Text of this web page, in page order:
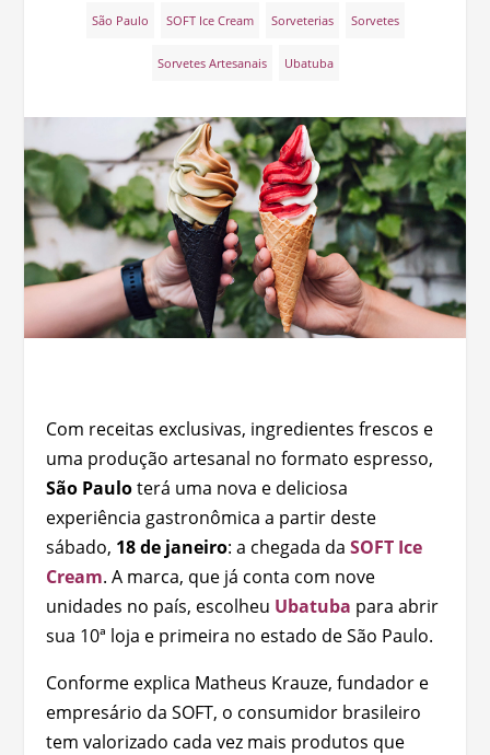
São Paulo SOFT Ice Cream Sorveterias Sorvetes
Sorvetes Artesanais Ubatuba
Com receitas exclusivas, ingredientes frescos e
uma produção artesanal no formato espresso,
São Pauloterá uma nova e deliciosa
experiência gastronômica a partir deste
sábado, 18 de janeiro: a chegada daSOFT Ice
Cream. A marca, que já conta com nove
unidades no país, escolheu Ubatuba para abrir
sua 10ª loja e primeira no estado de São Paulo.
Conforme explica Matheus Krauze, fundador e
empresário da SOFT, o consumidor brasileiro
tem valorizado cada vez mais produtos que